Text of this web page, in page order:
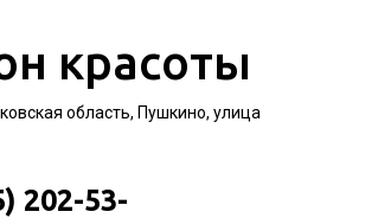
красоты
область, Пушкино, улица
202-53-